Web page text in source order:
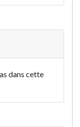
dans cette